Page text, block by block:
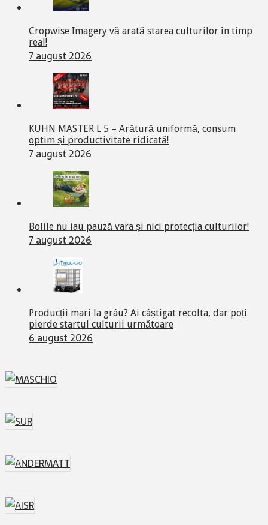
Cropwise Imagery vă arată starea culturilor în timp
real!
7 august 2026
KUHN MASTER L 5 – Arătură uniformă, consum
optim și productivitate ridicată!
7 august 2026
Bolile nu iau pauză vara și nici protecția culturilor!
7 august 2026
Producții mari la grâu? Ai câștigat recolta, dar poți
pierde startul culturii următoare
6 august 2026